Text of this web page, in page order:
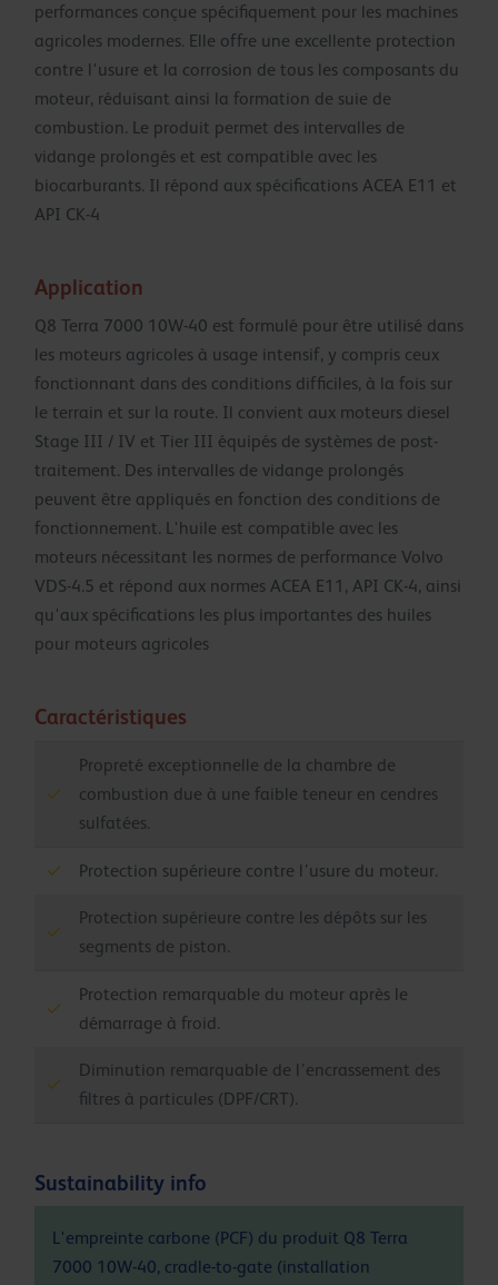
performances conçue spécifiquement pour les machines
agricoles modernes. Elle offre une excellente protection
contre l'usure et la corrosion de tous les composants du
moteur, réduisant ainsi la formation de suie de
combustion. Le produit permet des intervalles de
vidange prolongés et est compatible avec les
biocarburants. Il répond aux spécifications ACEA E11 et
API CK-4
Application
Q8 Terra 7000 10W-40 est formulé pour être utilisé dans
les moteurs agricoles à usage intensif, y compris ceux
fonctionnant dans des conditions difficiles, à la fois sur
le terrain et sur la route. Il convient aux moteurs diesel
Stage III / IV et Tier III équipés de systèmes de post-
traitement. Des intervalles de vidange prolongés
peuvent être appliqués en fonction des conditions de
fonctionnement. L'huile est compatible avec les
moteurs nécessitant les normes de performance Volvo
VDS-4.5 et répond aux normes ACEA E11, API CK-4, ainsi
qu'aux spécifications les plus importantes des huiles
pour moteurs agricoles
Caractéristiques
Propreté exceptionnelle de la chambre de
combustion due à une faible teneur en cendres
sulfatées.
Protection supérieure contre l’usure du moteur.
Protection supérieure contre les dépôts sur les
segments de piston.
Protection remarquable du moteur après le
démarrage à froid.
Diminution remarquable de l’encrassement des
filtres à particules (DPF/CRT).
Sustainability info
L'empreinte carbone (PCF) du produit Q8 Terra
7000 10W-40, cradle-to-gate (installation